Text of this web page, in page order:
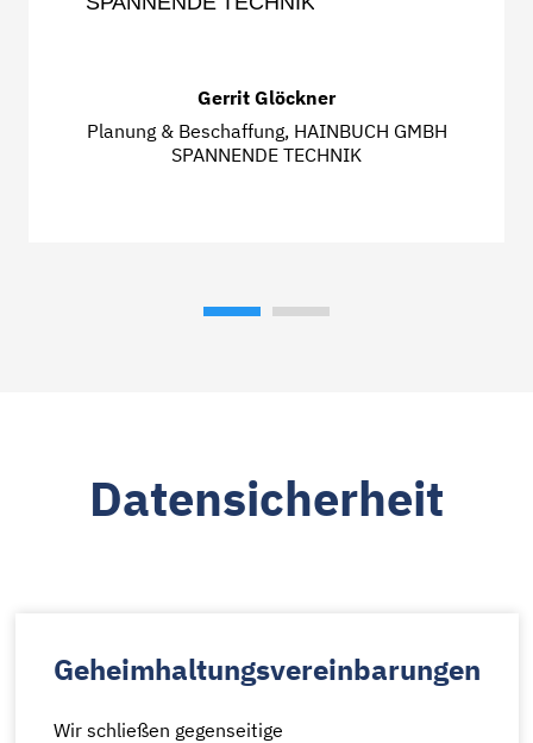
Gerrit Glöckner
Planung & Beschaffung, HAINBUCH GMBH
SPANNENDE TECHNIK
Datensicherheit
Geheimhaltungsvereinbarungen
Wir schließen gegenseitige